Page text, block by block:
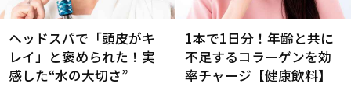
ヘッドスパで「頭皮がキ
レイ」と褒められた！実
感した“水の大切さ”
1本で1日分！年齢と共に
不足するコラーゲンを効
率チャージ【健康飲料】